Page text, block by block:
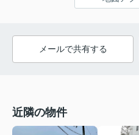
メールで共有する
近隣の物件